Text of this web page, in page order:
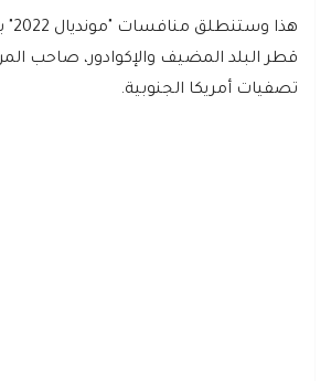
قطر البلد المضيف والإكوادور، صاحب
تصفيات أمريكا الجنوبية.